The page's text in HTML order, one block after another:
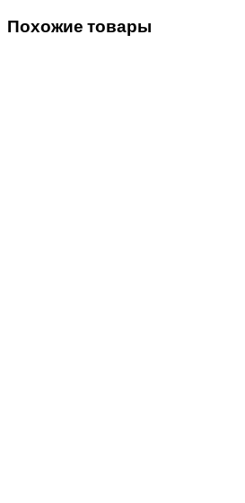
Похожие товары